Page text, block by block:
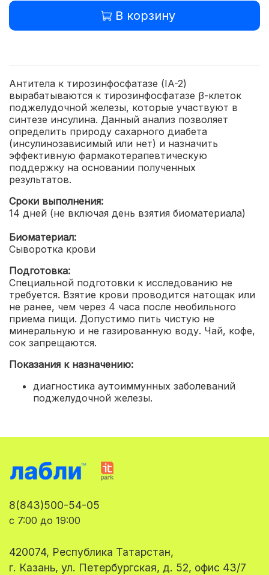
В корзину
Антитела к тирозинфосфатазе (IA-2)
вырабатываются к тирозинфосфатазе β-клеток
поджелудочной железы, которые участвуют в
синтезе инсулина. Данный анализ позволяет
определить природу сахарного диабета
(инсулинозависимый или нет) и назначить
эффективную фармакотерапевтическую
поддержку на основании полученных
результатов.
Сроки выполнения:
14 дней (не включая день взятия биоматериала)
Биоматериал:
Сыворотка крови
Подготовка:
Специальной подготовки к исследованию не
требуется. Взятие крови проводится натощак или
не ранее, чем через 4 часа после необильного
приема пищи. Допустимо пить чистую не
минеральную и не газированную воду. Чай, кофе,
сок запрещаются.
Показания к назначению:
диагностика аутоиммунных заболеваний
поджелудочной железы.
8(843)500-54-05
с 7:00 до 19:00
420074, Республика Татарстан,
г. Казань, ул. Петербургская, д. 52, офис 43/7